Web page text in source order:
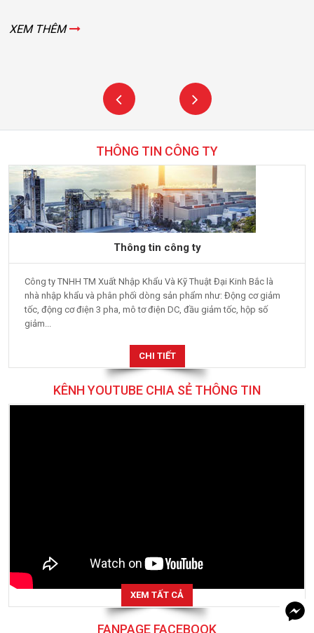
XEM THÊM
THÔNG TIN CÔNG TY
Thông tin công ty
Công ty TNHH TM Xuất Nhập Khẩu Và Kỹ Thuật Đại Kinh Bắc là
nhà nhập khẩu và phân phối dòng sản phẩm như: Động cơ giảm
tốc, động cơ điện 3 pha, mô tơ điện DC, đầu giảm tốc, hộp số
giảm...
CHI TIẾT
KÊNH YOUTUBE CHIA SẺ THÔNG TIN
XEM TẤT CẢ
FANPAGE FACEBOOK